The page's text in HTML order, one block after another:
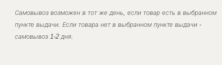
Самовывоз возможен в тот же день, если товар есть в выбранном
пункте выдачи. Если товара нет в выбранном пункте выдачи -
самовывоз 1-2 дня.